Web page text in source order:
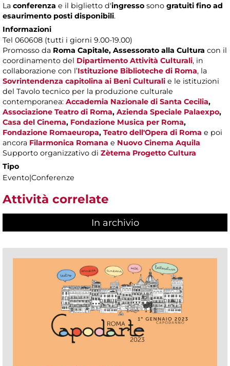
La conferenza e il biglietto d'ingresso sono gratuiti fino ad
esaurimento posti disponibili.
Informazioni
Tel 060608 (tutti i giorni 9.00-19.00)
Promosso da Roma Capitale, Assessorato alla Cultura con il
coordinamento del Dipartimento Attività Culturali, in
collaborazione con l’Istituzione Biblioteche di Roma, la
Sovrintendenza capitolina ai Beni Culturali e le istituzioni
del Tavolo tecnico per la produzione culturale
contemporanea: Accademia Nazionale di Santa Cecilia,
Associazione Teatro di Roma, Azienda Speciale Palaexpo,
Casa del Cinema, Fondazione Musica per Roma,
Fondazione Romaeuropa, Teatro dell'Opera di Roma e poi
ancora Filarmonica Romana e Nuovo Cinema Aquila
Supporto organizzativo di Zètema Progetto Cultura
Tipo
Evento|Conferenze
Attività correlate
In archivio